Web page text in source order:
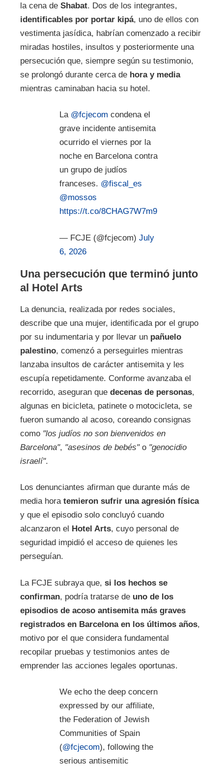
la cena de Shabat. Dos de los integrantes,
identificables por portar kipá, uno de ellos con
vestimenta jasídica, habrían comenzado a recibir
miradas hostiles, insultos y posteriormente una
persecución que, siempre según su testimonio,
se prolongó durante cerca de hora y media
mientras caminaban hacia su hotel.
La @fcjecom condena el
grave incidente antisemita
ocurrido el viernes por la
noche en Barcelona contra
un grupo de judíos
franceses. @fiscal_es
@mossos
https://t.co/8CHAG7W7m9
— FCJE (@fcjecom) July
6, 2026
Una persecución que terminó junto
al Hotel Arts
La denuncia, realizada por redes sociales,
describe que una mujer, identificada por el grupo
por su indumentaria y por llevar un pañuelo
palestino, comenzó a perseguirles mientras
lanzaba insultos de carácter antisemita y les
escupía repetidamente. Conforme avanzaba el
recorrido, aseguran que decenas de personas,
algunas en bicicleta, patinete o motocicleta, se
fueron sumando al acoso, coreando consignas
como "los judíos no son bienvenidos en
Barcelona", "asesinos de bebés"o "genocidio
israelí".
Los denunciantes afirman que durante más de
media hora temieron sufrir una agresión física
y que el episodio solo concluyó cuando
alcanzaron el
Hotel Arts, cuyo personal de
seguridad impidió el acceso de quienes les
perseguían.
La FCJE subraya que, si los hechos se
confirman, podría tratarse de uno de los
episodios de acoso antisemita más graves
registrados en Barcelona en los últimos años,
motivo por el que considera fundamental
recopilar pruebas y testimonios antes de
emprender las acciones legales oportunas.
We echo the deep concern
expressed by our affiliate,
the Federation of Jewish
Communities of Spain
(@fcjecom), following the
serious antisemitic